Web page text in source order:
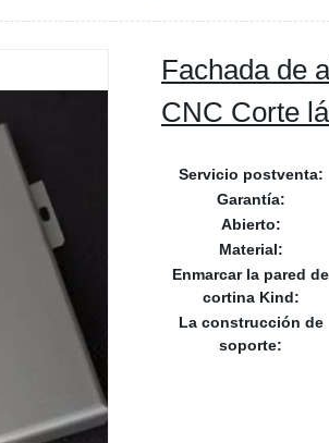
Fachada de
CNC Corte
Servicio postventa:
Garantía:
Abierto:
Material:
Enmarcar la pared de
cortina Kind:
La construcción de
soporte: